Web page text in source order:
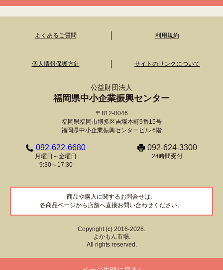
よくあるご質問 利用規約
個人情報保護方針 サイトのリンクについて
公益財団法人
福岡県中小企業振興センター
〒812-0046
福岡県福岡市博多区吉塚本町9番15号
福岡県中小企業振興センタービル 6階
092-622-6680
月曜日～金曜日
9:30～17:30
092-624-3300
24時間受付
商品や購入に関するお問合せは、
各商品ページから店舗へ直接お問い合わせください。
Copyright (c) 2016-2026.
よかもん市場.
All rights reserved.